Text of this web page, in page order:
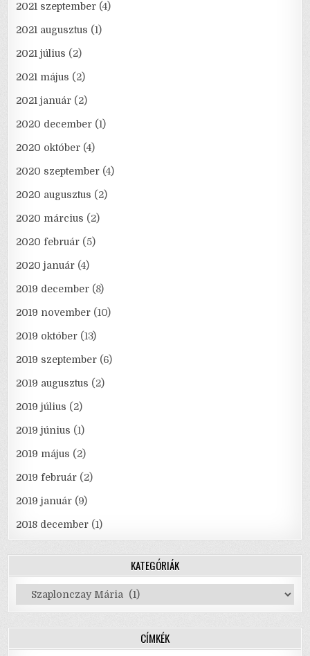
2021 szeptember (4)
2021 augusztus (1)
2021 július (2)
2021 május (2)
2021 január (2)
2020 december (1)
2020 október (4)
2020 szeptember (4)
2020 augusztus (2)
2020 március (2)
2020 február (5)
2020 január (4)
2019 december (8)
2019 november (10)
2019 október (13)
2019 szeptember (6)
2019 augusztus (2)
2019 július (2)
2019 június (1)
2019 május (2)
2019 február (2)
2019 január (9)
2018 december (1)
KATEGÓRIÁK
Kategóriák
CÍMKÉK